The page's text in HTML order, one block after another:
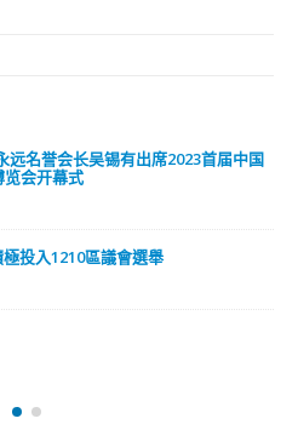
远名誉会长吴锡有出席2023首届中国
览会开幕式
投入1210區議會選舉